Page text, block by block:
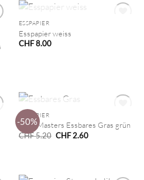
NICHT VORRÄTIG
ESSPAPIER
Esspapier weiss
CHF8.00
-50% NICHT VORRÄTIG
ESSPAPIER
Cake Masters Essbares Gras grün
CHF5.20 Ursprünglicher
Preis
CHF2.60Aktueller